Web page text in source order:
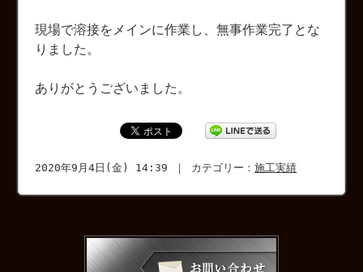
現場で溶接をメインに作業し、無事作業完了とな
りました。
ありがとうございました。
2020年9月4日(金) 14:39 ｜ カテゴリー：施工実績